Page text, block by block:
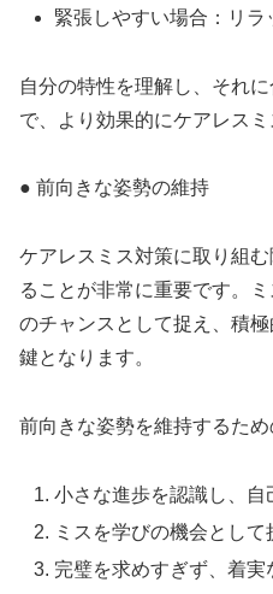
緊張しやすい場合：リ
自分の特性を理解し、それ
で、より効果的にケアレス
● 前向きな姿勢の維持
ケアレスミス対策に取り組
ることが非常に重要です。
のチャンスとして捉え、積
鍵となります。
前向きな姿勢を維持するため
小さな進歩を認識し、自
ミスを学びの機会として
完璧を求めすぎず、着実